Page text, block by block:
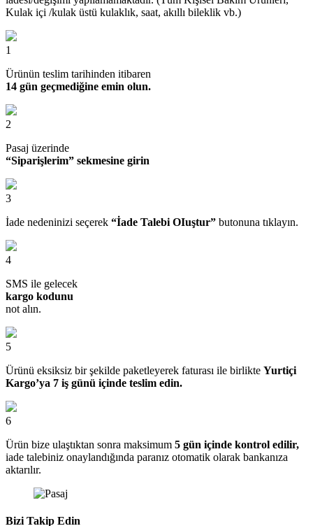
Kulak içi /kulak üstü kulaklık, saat, akıllı bileklik vb.)
1
Ürünün teslim tarihinden itibaren
14 gün geçmediğine emin olun.
2
Pasaj üzerinde
“Siparişlerim” sekmesine girin
3
İade nedeninizi seçerek “İade Talebi OIuştur” butonuna tıklayın.
4
SMS ile gelecek
kargo kodunu
not alın.
5
Ürünü eksiksiz bir şekilde paketleyerek faturası ile birlikte Yurtiçi
Kargo’ya 7 iş günü içinde teslim edin.
6
Ürün bize ulaştıktan sonra maksimum 5 gün içinde kontrol edilir,
iade talebiniz onaylandığında paranız otomatik olarak bankanıza
aktarılır.
Bizi Takip Edin